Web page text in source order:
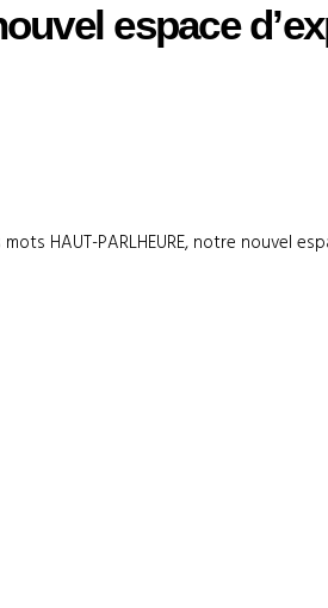
espace
HAUT-PARLHEURE, notre nouvel